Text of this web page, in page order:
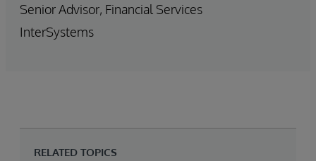
Senior Advisor, Financial Services
InterSystems
RELATED TOPICS